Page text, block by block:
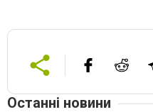
Останні новини